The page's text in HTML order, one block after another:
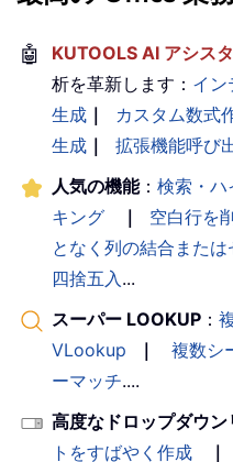
🤖 KUTOOLS AI アシス
析を革新します： イン
生成 ｜ カスタム数式
生成 ｜ 拡張機能呼び
人気の機能： 検索・ハ
キング
｜ 空白行を
となく列の結合または
四捨五入 ...
スーパー LOOKUP ：
VLookup
｜ 複数シ
ーマッチ....
高度なドロップダウン
トをすばやく作成
｜